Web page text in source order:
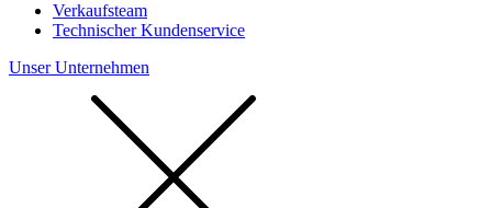
Verkaufsteam
Technischer Kundenservice
Unser Unternehmen